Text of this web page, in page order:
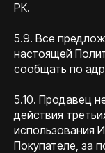
РК.
5.9. Все
настоящей
сообщать по
5.10. Продавец
действия
использования
Покупателе, за